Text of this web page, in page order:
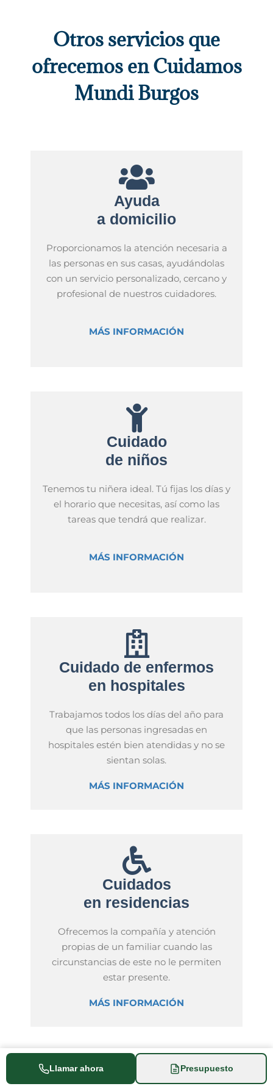
Otros servicios que
ofrecemos en Cuidamos
Mundi Burgos
Ayuda
a domicilio
Proporcionamos la atención necesaria a
las personas en sus casas, ayudándolas
con un servicio personalizado, cercano y
profesional de nuestros cuidadores.
MÁS INFORMACIÓN
Cuidado
de niños
Tenemos tu niñera ideal. Tú fijas los días y
el horario que necesitas, así como las
tareas que tendrá que realizar.
MÁS INFORMACIÓN
Cuidado de enfermos
en hospitales
Trabajamos todos los días del año para
que las personas ingresadas en
hospitales estén bien atendidas y no se
sientan solas.
MÁS INFORMACIÓN
Cuidados
en residencias
Ofrecemos la compañía y atención
propias de un familiar cuando las
circunstancias de este no le permiten
estar presente.
MÁS INFORMACIÓN
Llamar ahora Presupuesto